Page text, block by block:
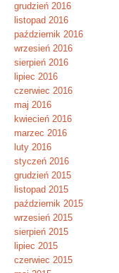
grudzień 2016
listopad 2016
październik 2016
wrzesień 2016
sierpień 2016
lipiec 2016
czerwiec 2016
maj 2016
kwiecień 2016
marzec 2016
luty 2016
styczeń 2016
grudzień 2015
listopad 2015
październik 2015
wrzesień 2015
sierpień 2015
lipiec 2015
czerwiec 2015